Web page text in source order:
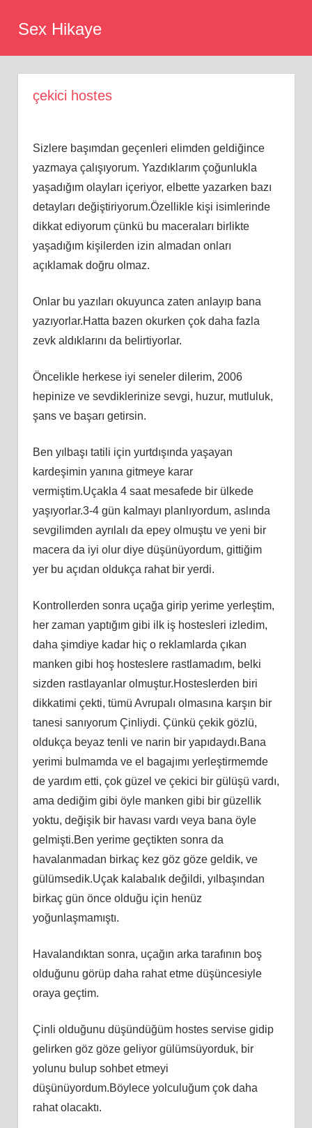
Sex Hikaye
çekici hostes
Sizlere başımdan geçenleri elimden geldiğince
yazmaya çalışıyorum. Yazdıklarım çoğunlukla
yaşadığım olayları içeriyor, elbette yazarken bazı
detayları değiştiriyorum.Özellikle kişi isimlerinde
dikkat ediyorum çünkü bu maceraları birlikte
yaşadığım kişilerden izin almadan onları
açıklamak doğru olmaz.
Onlar bu yazıları okuyunca zaten anlayıp bana
yazıyorlar.Hatta bazen okurken çok daha fazla
zevk aldıklarını da belirtiyorlar.
Öncelikle herkese iyi seneler dilerim, 2006
hepinize ve sevdiklerinize sevgi, huzur, mutluluk,
şans ve başarı getirsin.
Ben yılbaşı tatili için yurtdışında yaşayan
kardeşimin yanına gitmeye karar
vermiştim.Uçakla 4 saat mesafede bir ülkede
yaşıyorlar.3-4 gün kalmayı planlıyordum, aslında
sevgilimden ayrılalı da epey olmuştu ve yeni bir
macera da iyi olur diye düşünüyordum, gittiğim
yer bu açıdan oldukça rahat bir yerdi.
Kontrollerden sonra uçağa girip yerime yerleştim,
her zaman yaptığım gibi ilk iş hostesleri izledim,
daha şimdiye kadar hiç o reklamlarda çıkan
manken gibi hoş hosteslere rastlamadım, belki
sizden rastlayanlar olmuştur.Hosteslerden biri
dikkatimi çekti, tümü Avrupalı olmasına karşın bir
tanesi sanıyorum Çinliydi. Çünkü çekik gözlü,
oldukça beyaz tenli ve narin bir yapıdaydı.Bana
yerimi bulmamda ve el bagajımı yerleştirmemde
de yardım etti, çok güzel ve çekici bir gülüşü vardı,
ama dediğim gibi öyle manken gibi bir güzellik
yoktu, değişik bir havası vardı veya bana öyle
gelmişti.Ben yerime geçtikten sonra da
havalanmadan birkaç kez göz göze geldik, ve
gülümsedik.Uçak kalabalık değildi, yılbaşından
birkaç gün önce olduğu için henüz
yoğunlaşmamıştı.
Havalandıktan sonra, uçağın arka tarafının boş
olduğunu görüp daha rahat etme düşüncesiyle
oraya geçtim.
Çinli olduğunu düşündüğüm hostes servise gidip
gelirken göz göze geliyor gülümsüyorduk, bir
yolunu bulup sohbet etmeyi
düşünüyordum.Böylece yolculuğum çok daha
rahat olacaktı.